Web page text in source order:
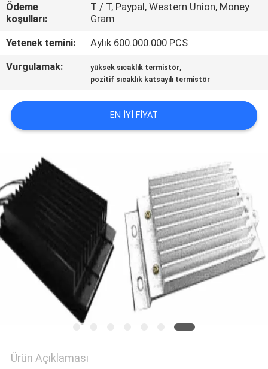
BIZE
HABERLER
BIR
TEKLIF
SITE
HARITASI
PRIVACY
POLICY
Ödeme
koşulları:
T / T, Paypal, Western Union, Money
Gram
Yetenek temini:
Aylık 600.000.000 PCS
Vurgulamak:
yüksek sıcaklık termistör,
pozitif sıcaklık katsayılı termistör
EN IYI FIYAT
Ürün Açıklaması